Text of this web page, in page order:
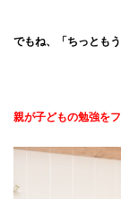
でもね、「ちっとも
親が子どもの勉強を